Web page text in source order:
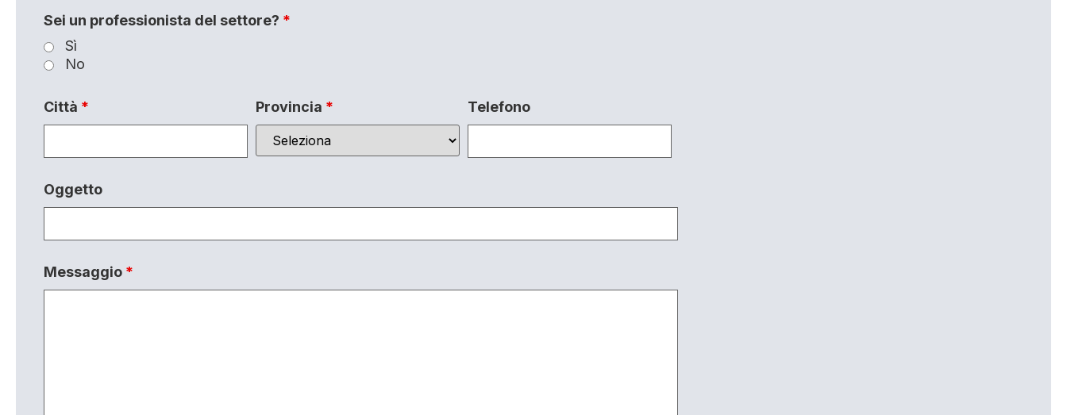
Sei un professionista del settore? *
Sì
No
Città * Provincia * Telefono
Oggetto
Messaggio *